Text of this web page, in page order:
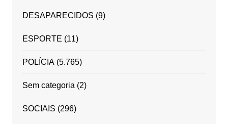
DESAPARECIDOS (9)
ESPORTE (11)
POLÍCIA(5.765)
Sem categoria (2)
SOCIAIS (296)